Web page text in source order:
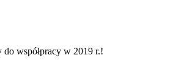
współpracy w 2019 r.!